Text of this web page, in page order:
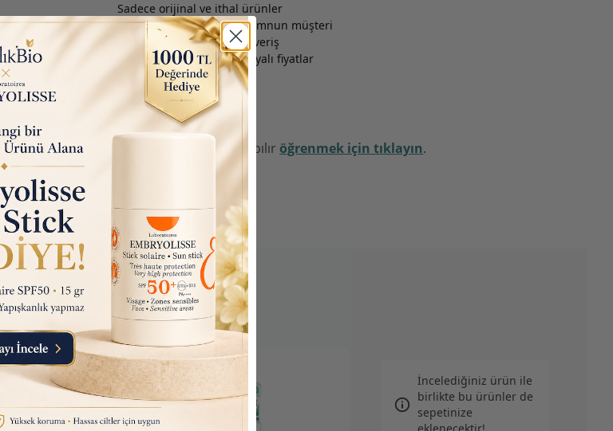
Sadece orijinal ve ithal ürünler
2020’den beri binlerce memnun müşteri
Hızlı kargo ve güvenli alışveriş
Ücretsiz kargo ve kampanyalı fiyatlar
İade Şartları
İade işlemleri nasıl yapılır öğrenmek için tıklayın.
İncelediğiniz ürün ile
birlikte bu ürünler de
sepetinize